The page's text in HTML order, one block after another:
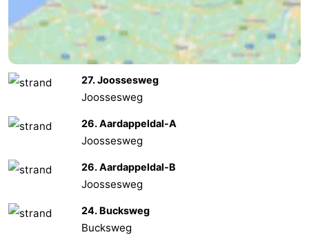
Nieuwvliet
-
Sluis
-
Cadzand
-
Natuur
Weer
27. Joossesweg
Joossesweg
26. Aardappeldal-A
Joossesweg
26. Aardappeldal-B
Joossesweg
24. Bucksweg
Bucksweg